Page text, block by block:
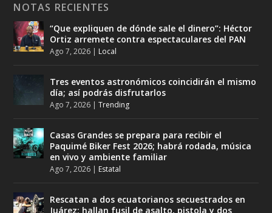
NOTAS RECIENTES
“Que expliquen de dónde sale el dinero”: Héctor
Ortiz arremete contra espectaculares del PAN
Ago 7, 2026 | Local
Tres eventos astronómicos coincidirán el mismo
día; así podrás disfrutarlos
Ago 7, 2026 |Trending
Casas Grandes se prepara para recibir el
Paquimé Biker Fest 2026; habrá rodada, música
en vivo y ambiente familiar
Ago 7, 2026 | Estatal
Rescatan a dos ecuatorianos secuestrados en
Juárez; hallan fusil de asalto, pistola y dos